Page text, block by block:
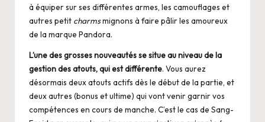
à équiper sur ses différentes armes, les camouflages et
autres petit charmsmignons à faire pâlir les amoureux
de la marque Pandora.
L’une des grosses nouveautés se situe au niveau de la
gestion des atouts, qui est différente. Vous aurez
désormais deux atouts actifs dès le début de la partie, et
deux autres (bonus et ultime) qui vont venir garnir vos
compétences en cours de manche. C’est le cas de Sang-